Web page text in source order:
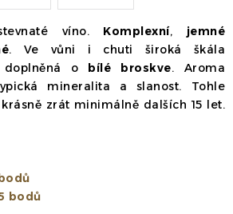
víno. Komplexní, jemné
. Ve vůni i chuti široká škála
doplněná o bílé broskve. Aroma
mineralita a slanost. Tohle
zrát minimálně dalších 15 let.
bodů